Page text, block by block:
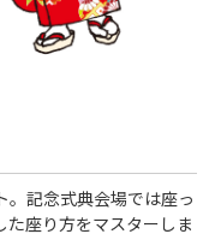
。記念式典会場では座っ
座り方をマスターしま